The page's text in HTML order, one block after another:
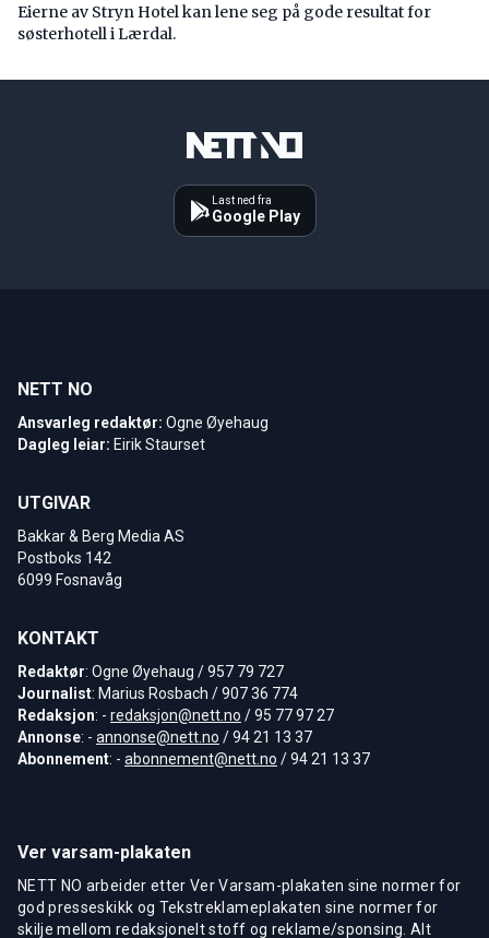
Eierne av Stryn Hotel kan lene seg på gode resultat for
søsterhotell i Lærdal.
Last ned fra
Google Play
NETT NO
Ansvarleg redaktør: Ogne Øyehaug
Dagleg leiar: Eirik Staurset
UTGIVAR
Bakkar & Berg Media AS
Postboks 142
6099 Fosnavåg
KONTAKT
Redaktør: Ogne Øyehaug / 957 79 727
Journalist: Marius Rosbach / 907 36 774
Redaksjon: - redaksjon@nett.no / 95 77 97 27
Annonse: - annonse@nett.no / 94 21 13 37
Abonnement: - abonnement@nett.no / 94 21 13 37
Ver varsam-plakaten
NETT NO arbeider etter Ver Varsam-plakaten sine normer for
god presseskikk og Tekstreklameplakaten sine normer for
skilje mellom redaksjonelt stoff og reklame/sponsing. Alt